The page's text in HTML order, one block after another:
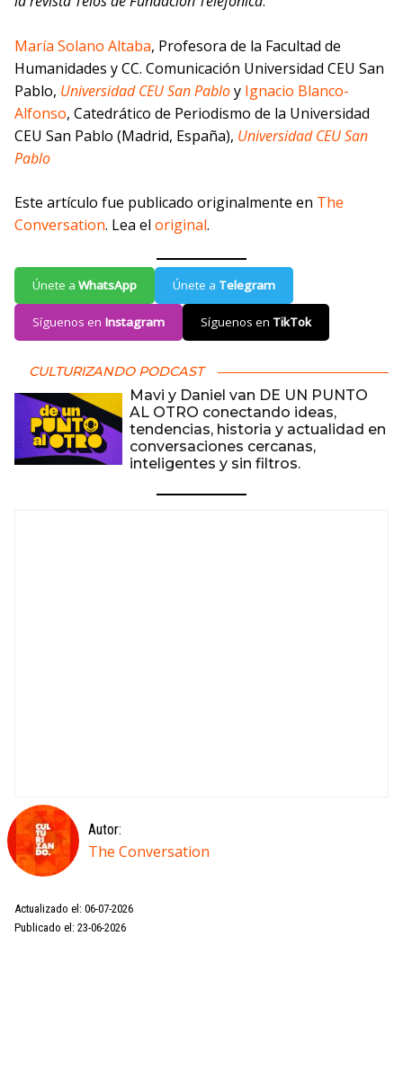
María Solano Altaba, Profesora de la Facultad de
Humanidades y CC. Comunicación Universidad CEU San
Pablo, Universidad CEU San Pabloy Ignacio Blanco-
Alfonso, Catedrático de Periodismo de la Universidad
CEU San Pablo (Madrid, España), Universidad CEU San
Pablo
Este artículo fue publicado originalmente en The
Conversation. Lea el original.
Únete a WhatsApp Únete a Telegram
Síguenos en Instagram Síguenos en TikTok
CULTURIZANDO PODCAST
Mavi y Daniel van DE UN PUNTO
AL OTRO conectando ideas,
tendencias, historia y actualidad en
conversaciones cercanas,
inteligentes y sin filtros.
Autor:
The Conversation
Actualizado el: 06-07-2026
Publicado el: 23-06-2026